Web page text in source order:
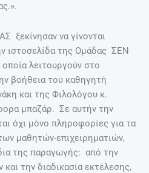
ξεκίνησαν να γίνονται
ιστοσελίδα της Ομάδας ΣΕΝ
λειτουργούν στο
βοήθεια του καθηγητή
και της Φιλολόγου κ.
μπαζάρ. Σε αυτήν την
όχι μόνο πληροφορίες για τα
μαθητών-επιχειρηματιών,
της παραγωγής: από την
την διαδικασία εκτέλεσης,